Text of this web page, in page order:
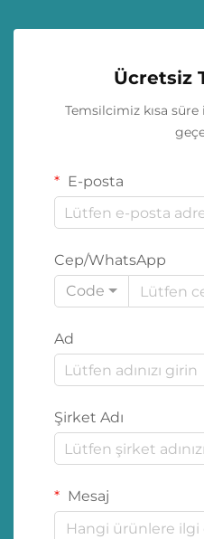
Ücretsiz
Temsilcimiz kısa
E-posta
Cep/WhatsApp
Code
Ad
Şirket Adı
Mesaj